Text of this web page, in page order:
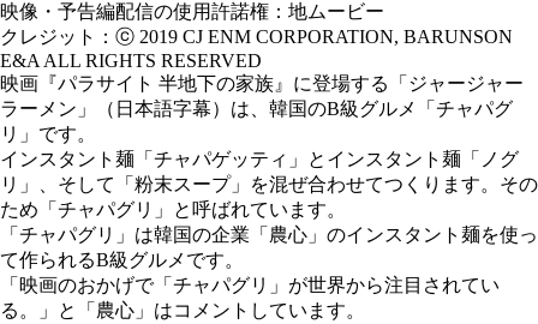
映像・予告編配信の使用許諾権：地ムービー
クレジット：ⓒ 2019 CJ ENM CORPORATION, BARUNSON
E&A ALL RIGHTS RESERVED
映画『パラサイト 半地下の家族』に登場する「ジャージャー
ラーメン」（日本語字幕）は、韓国のB級グルメ「チャパグ
リ」です。
インスタント麺「チャパゲッティ」とインスタント麺「ノグ
リ」、そして「粉末スープ」を混ぜ合わせてつくります。その
ため「チャパグリ」と呼ばれています。
「チャパグリ」は韓国の企業「農心」のインスタント麺を使っ
て作られるB級グルメです。
「映画のおかげで「チャパグリ」が世界から注目されてい
る。」と「農心」はコメントしています。